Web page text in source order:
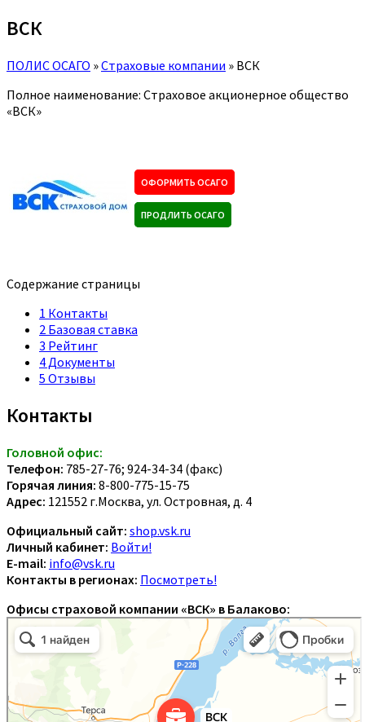
ВСК
ПОЛИС ОСАГО »Страховые компании » ВСК
Полное наименование: Страховое акционерное общество
«ВСК»
ОФОРМИТЬ ОСАГО
ПРОДЛИТЬ ОСАГО
Содержание страницы
1 Контакты
2 Базовая ставка
3 Рейтинг
4 Документы
5 Отзывы
Контакты
Головной офис:
Телефон: 785-27-76; 924-34-34 (факс)
Горячая линия: 8-800-775-15-75
Адрес: 121552 г.Москва, ул. Островная, д. 4
Официальный сайт: shop.vsk.ru
Личный кабинет: Войти!
E-mail: info@vsk.ru
Контакты в регионах: Посмотреть!
Офисы страховой компании «ВСК» в Балаково: